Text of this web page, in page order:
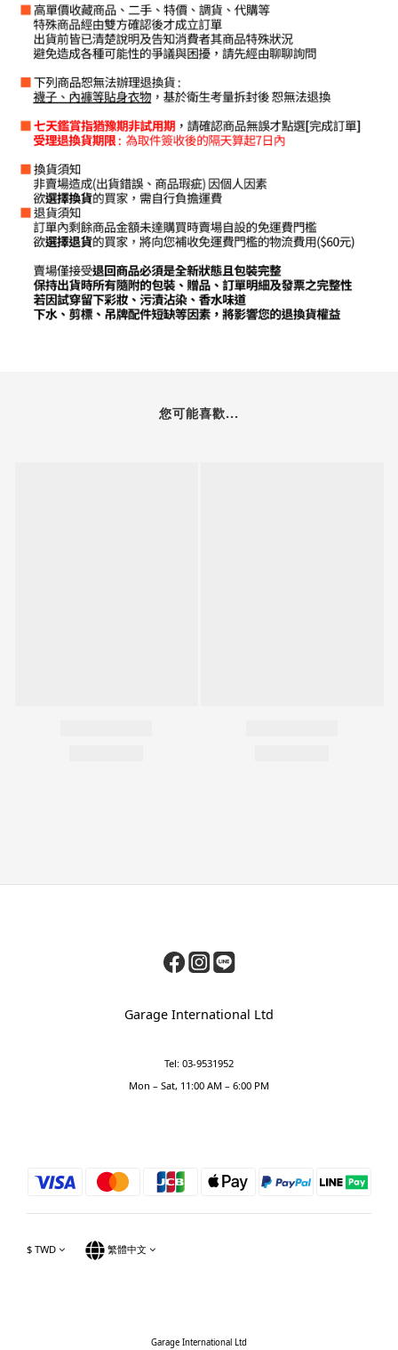
您可能喜歡...
Garage International Ltd
Tel: 03-9531952
Mon – Sat, 11:00 AM – 6:00 PM
$ TWD 繁體中文
Garage International Ltd